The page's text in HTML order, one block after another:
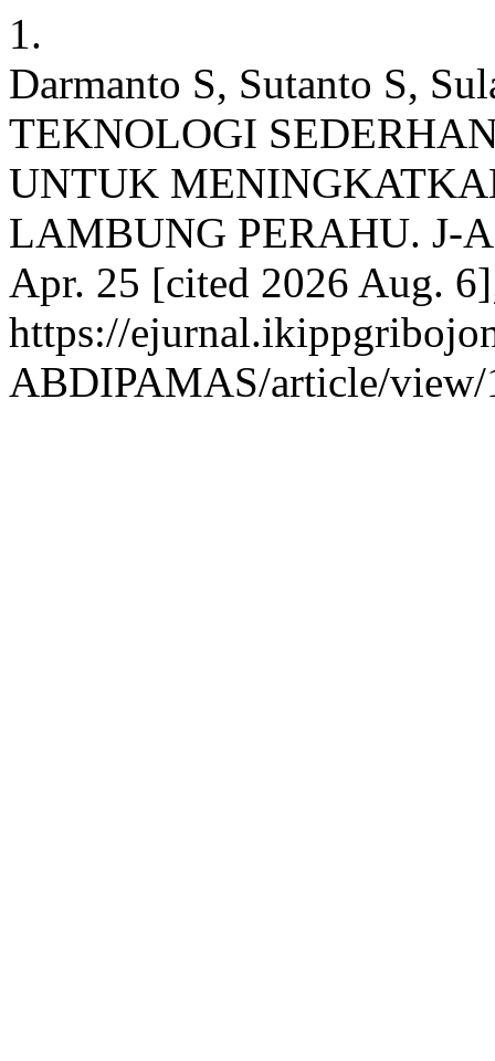
1.
Darmanto S, Sutanto S,
TEKNOLOGI
UNTUK
LAMBUNG PERAHU. J-
Apr. 25 [cited 2026 Aug.
https://
ABDIPAMAS/article/view/